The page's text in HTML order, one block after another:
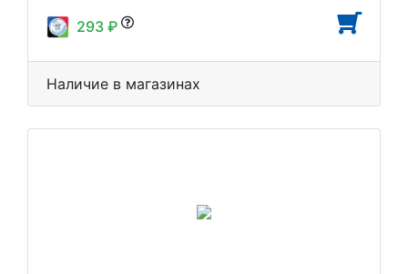
293 ₽
Наличие в магазинах